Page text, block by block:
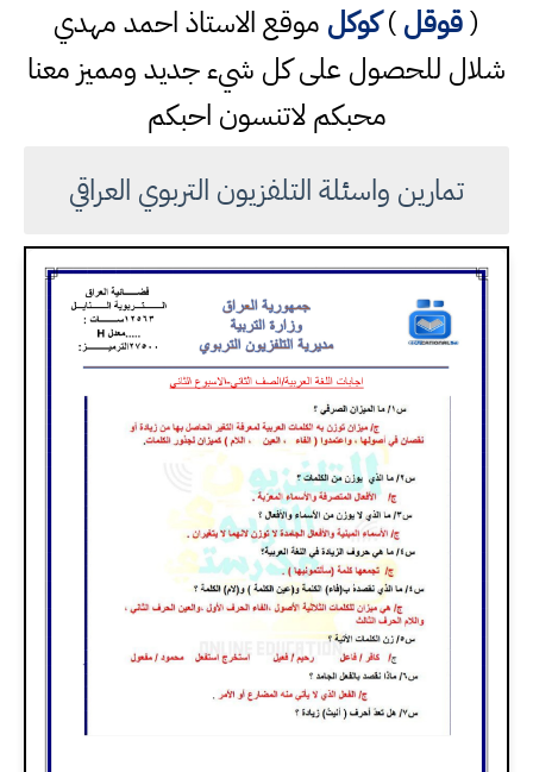
(قوقل)كوكل موقع الاستاذ احمد مهدي
شلال للحصول على كل شيء جديد ومميز معنا
محبكم لاتنسون احبكم
تمارين واسئلة التلفزيون التربوي العراقي